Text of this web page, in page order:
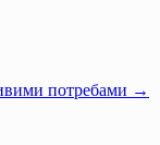
потребами →